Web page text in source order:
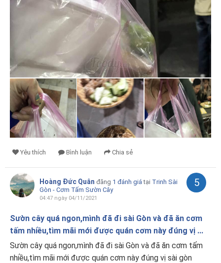
Yêu thích Bình luận Chia sẻ
Hoàng Đức Quân đăng 1 đánh giá tại Trinh Sài
Gòn - Cơm Tấm Sườn Cây
04:47 ngày 04/11/2021
5
Sườn cây quá ngon,mình đã đi sài Gòn và đã ăn cơm
tấm nhiều,tìm mãi mới được quán cơm này đúng vị ...
Sườn cây quá ngon,mình đã đi sài Gòn và đã ăn cơm tấm
nhiều,tìm mãi mới được quán cơm này đúng vị sài gòn